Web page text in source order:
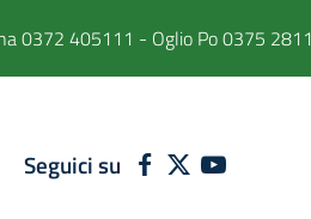
0372 405111 - Oglio Po 0375 2811
Seguici suFACEBOOK
TWITTERYOUTUBE